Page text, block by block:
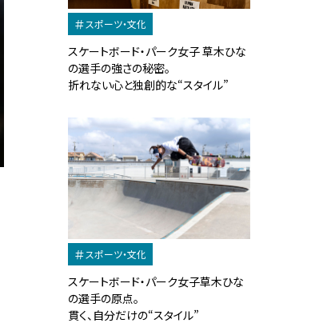
スポーツ・文化
スケートボード・パーク女子 草木ひな
の選手の強さの秘密。
折れない心と独創的な“スタイル”
スポーツ・文化
スケートボード・パーク女子草木ひな
の選手の原点。
貫く、自分だけの“スタイル”